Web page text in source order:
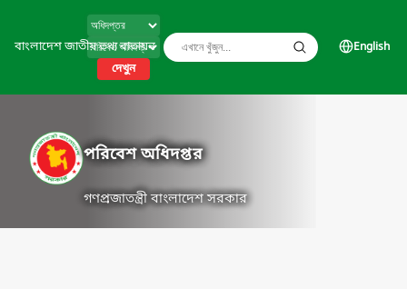
বাংলাদেশ জাতীয় তথ্য বাতায়ন
দেখুন
English
পরিবেশ অধিদপ্তর
গণপ্রজাতন্ত্রী বাংলাদেশ সরকার